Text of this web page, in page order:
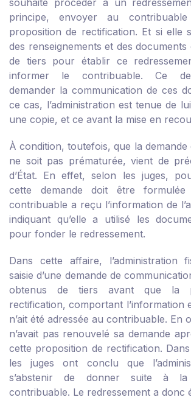
souhaite procéder à un
principe, envoyer au
proposition de rectification. Et si elle
des renseignements et des
de tiers pour établir ce
informer le contribuable. Ce
demander la communication de ces
ce cas, l’administration est tenue de
une copie, et ce avant la mise en
À condition, toutefois, que la
ne soit pas prématurée, vient de
d’État. En effet, selon les juges,
cette demande doit être
contribuable a reçu l’information de
indiquant qu’elle a utilisé les
pour fonder le redressement.
Dans cette affaire, l’administration
saisie d’une demande de
obtenus de tiers avant que la
rectification, comportant l’information
n’ait été adressée au contribuable. En
n’avait pas renouvelé sa demande
cette proposition de rectification.
les juges ont conclu que
s’abstenir de donner suite à la
contribuable. Le redressement a donc